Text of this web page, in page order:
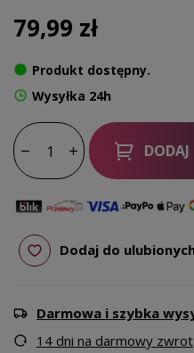
79,99 zł
Produkt dostępny.
Wysyłka 24h
Dodaj do
Darmowa i szybka
14 dni na darmowy zwrot